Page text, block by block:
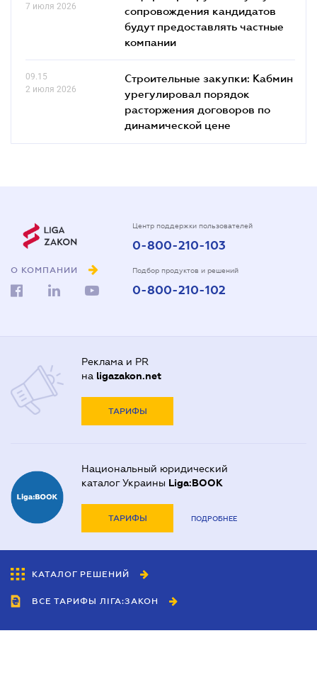
7 июля 2026
сопровождения кандидатов
будут предоставлять частные
компании
09.15
2 июля 2026
Строительные закупки: Кабмин
урегулировал порядок
расторжения договоров по
динамической цене
О КОМПАНИИ
Центр поддержки пользователей
0-800-210-103
Подбор продуктов и решений
0-800-210-102
Реклама и PR
на ligazakon.net
ТАРИФЫ
Национальный юридический
каталог Украины Liga:BOOK
ТАРИФЫ ПОДРОБНЕЕ
КАТАЛОГ РЕШЕНИЙ
ВСЕ ТАРИФЫ ЛІГА:ЗАКОН